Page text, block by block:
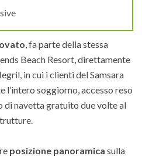
, fa parte della stessa
Beach Resort, direttamente
in cui i clienti del Samsara
l’intero soggiorno, accesso reso
di navetta gratuito due volte al
posizione panoramica sulla